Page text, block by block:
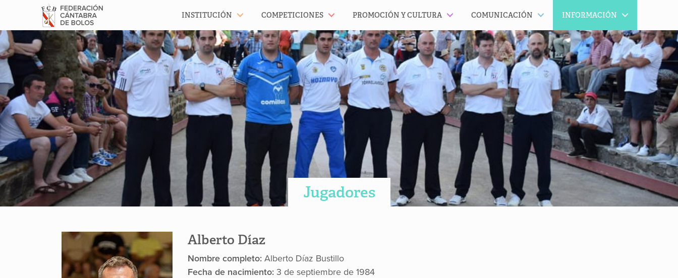
INSTITUCIÓN COMPETICIONES PROMOCIÓN Y CULTURA COMUNICACIÓN INFORMACIÓN
Jugadores
Alberto Díaz
Nombre completo: Alberto Díaz Bustillo
Fecha de nacimiento: 3 de septiembre de 1984